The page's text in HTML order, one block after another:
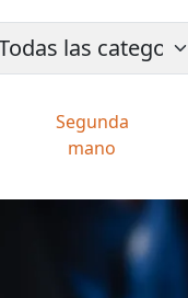
Segunda
mano